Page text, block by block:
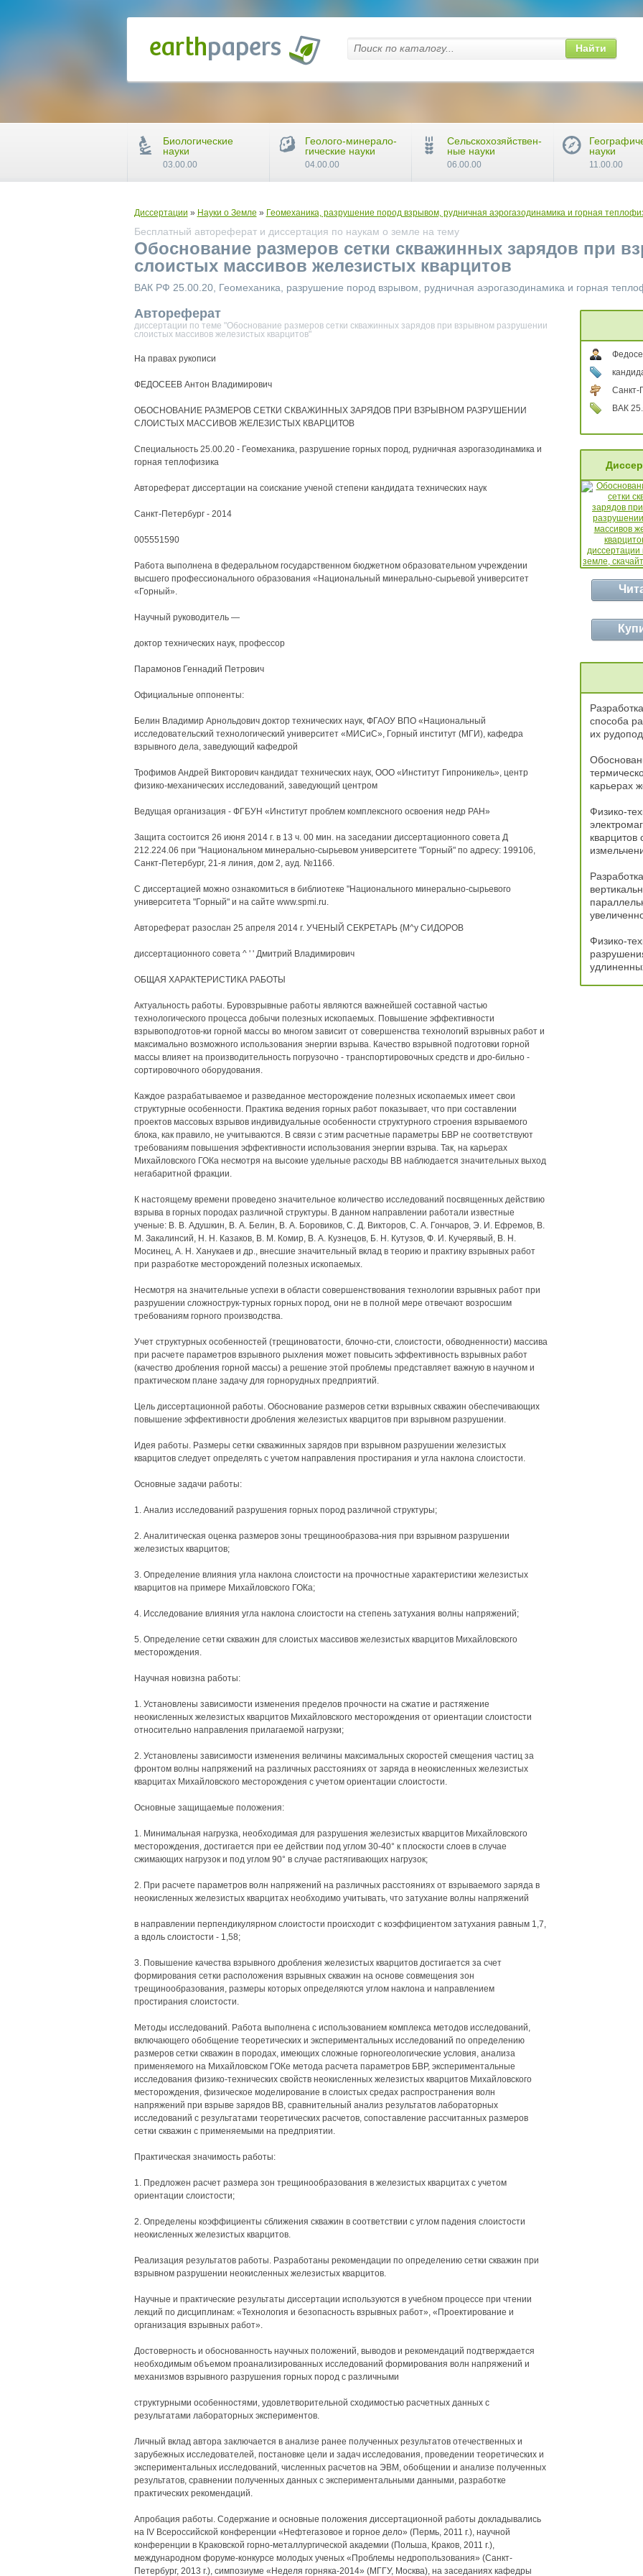
Диссертации » Науки о Земле » Геомеханика, разрушение пород взрывом, рудничная аэрогазодинамика и горная
Бесплатный автореферат и диссертация по наукам о земле на тему
Обоснование размеров сетки скважинных зарядов при
слоистых массивов железистых кварцитов
ВАК РФ 25.00.20, Геомеханика, разрушение пород взрывом, рудничная аэрогазодинамика и горная
Автореферат
диссертации по теме "Обоснование размеров сетки скважинных зарядов при взрывном разрушении
слоистых массивов железистых кварцитов"
На правах рукописи
ФЕДОСЕЕВ Антон Владимирович
ОБОСНОВАНИЕ РАЗМЕРОВ СЕТКИ СКВАЖИННЫХ ЗАРЯДОВ ПРИ ВЗРЫВНОМ РАЗРУШЕНИИ
СЛОИСТЫХ МАССИВОВ ЖЕЛЕЗИСТЫХ КВАРЦИТОВ
Специальность 25.00.20 - Геомеханика, разрушение горных пород, рудничная аэрогазодинамика и
горная теплофизика
Автореферат диссертации на соискание ученой степени кандидата технических наук
Санкт-Петербург - 2014
005551590
Работа выполнена в федеральном государственном бюджетном образовательном учреждении
высшего профессионального образования «Национальный минерально-сырьевой университет
«Горный».
Научный руководитель —
доктор технических наук, профессор
Парамонов Геннадий Петрович
Официальные оппоненты:
Белин Владимир Арнольдович доктор технических наук, ФГАОУ ВПО «Национальный
исследовательский технологический университет «МИСиС», Горный институт (МГИ), кафедра
взрывного дела, заведующий кафедрой
Трофимов Андрей Викторович кандидат технических наук, ООО «Институт Гипроникель», центр
физико-механических исследований, заведующий центром
Ведущая организация - ФГБУН «Институт проблем комплексного освоения недр РАН»
Защита состоится 26 июня 2014 г. в 13 ч. 00 мин. на заседании диссертационного совета Д
212.224.06 при "Национальном минерально-сырьевом университете "Горный" по адресу: 199106,
Санкт-Петербург, 21-я линия, дом 2, ауд. №1166.
С диссертацией можно ознакомиться в библиотеке "Национального минерально-сырьевого
университета "Горный" и на сайте www.spmi.ru.
Автореферат разослан 25 апреля 2014 г. УЧЕНЫЙ СЕКРЕТАРЬ {М^у СИДОРОВ
диссертационного совета ^ ' ' Дмитрий Владимирович
ОБЩАЯ ХАРАКТЕРИСТИКА РАБОТЫ
Актуальность работы. Буровзрывные работы являются важнейшей составной частью
технологического процесса добычи полезных ископаемых. Повышение эффективности
взрывоподготов-ки горной массы во многом зависит от совершенства технологий взрывных работ и
максимально возможного использования энергии взрыва. Качество взрывной подготовки горной
массы влияет на производительность погрузочно - транспортировочных средств и дро-бильно -
сортировочного оборудования.
Каждое разрабатываемое и разведанное месторождение полезных ископаемых имеет свои
структурные особенности. Практика ведения горных работ показывает, что при составлении
проектов массовых взрывов индивидуальные особенности структурного строения взрываемого
блока, как правило, не учитываются. В связи с этим расчетные параметры БВР не соответствуют
требованиям повышения эффективности использования энергии взрыва. Так, на карьерах
Михайловского ГОКа несмотря на высокие удельные расходы ВВ наблюдается значительных выход
негабаритной фракции.
К настоящему времени проведено значительное количество исследований посвященных действию
взрыва в горных породах различной структуры. В данном направлении работали известные
ученые: В. В. Адушкин, В. А. Белин, В. А. Боровиков, С. Д. Викторов, С. А. Гончаров, Э. И. Ефремов, В.
М. Закалинсий, Н. Н. Казаков, В. М. Комир, В. А. Кузнецов, Б. Н. Кутузов, Ф. И. Кучерявый, В. Н.
Мосинец, А. Н. Ханукаев и др., внесшие значительный вклад в теорию и практику взрывных работ
при разработке месторождений полезных ископаемых.
Несмотря на значительные успехи в области совершенствования технологии взрывных работ при
разрушении сложнострук-турных горных пород, они не в полной мере отвечают возросшим
требованиям горного производства.
Учет структурных особенностей (трещиноватости, блочно-сти, слоистости, обводненности) массива
при расчете параметров взрывного рыхления может повысить эффективность взрывных работ
(качество дробления горной массы) а решение этой проблемы представляет важную в научном и
практическом плане задачу для горнорудных предприятий.
Цель диссертационной работы. Обоснование размеров сетки взрывных скважин обеспечивающих
повышение эффективности дробления железистых кварцитов при взрывном разрушении.
Идея работы. Размеры сетки скважинных зарядов при взрывном разрушении железистых
кварцитов следует определять с учетом направления простирания и угла наклона слоистости.
Основные задачи работы:
1. Анализ исследований разрушения горных пород различной структуры;
2. Аналитическая оценка размеров зоны трещинообразова-ния при взрывном разрушении
железистых кварцитов;
3. Определение влияния угла наклона слоистости на прочностные характеристики железистых
кварцитов на примере Михайловского ГОКа;
4. Исследование влияния угла наклона слоистости на степень затухания волны напряжений;
5. Определение сетки скважин для слоистых массивов железистых кварцитов Михайловского
месторождения.
Научная новизна работы:
1. Установлены зависимости изменения пределов прочности на сжатие и растяжение
неокисленных железистых кварцитов Михайловского месторождения от ориентации слоистости
относительно направления прилагаемой нагрузки;
2. Установлены зависимости изменения величины максимальных скоростей смещения частиц за
фронтом волны напряжений на различных расстояниях от заряда в неокисленных железистых
кварцитах Михайловского месторождения с учетом ориентации слоистости.
Основные защищаемые положения:
1. Минимальная нагрузка, необходимая для разрушения железистых кварцитов Михайловского
месторождения, достигается при ее действии под углом 30-40° к плоскости слоев в случае
сжимающих нагрузок и под углом 90° в случае растягивающих нагрузок;
2. При расчете параметров волн напряжений на различных расстояниях от взрываемого заряда в
неокисленных железистых кварцитах необходимо учитывать, что затухание волны напряжений
в направлении перпендикулярном слоистости происходит с коэффициентом затухания равным 1,7,
а вдоль слоистости - 1,58;
3. Повышение качества взрывного дробления железистых кварцитов достигается за счет
формирования сетки расположения взрывных скважин на основе совмещения зон
трещинообразования, размеры которых определяются углом наклона и направлением
простирания слоистости.
Методы исследований. Работа выполнена с использованием комплекса методов исследований,
включающего обобщение теоретических и экспериментальных исследований по определению
размеров сетки скважин в породах, имеющих сложные горногеологические условия, анализа
применяемого на Михайловском ГОКе метода расчета параметров БВР, экспериментальные
исследования физико-технических свойств неокисленных железистых кварцитов Михайловского
месторождения, физическое моделирование в слоистых средах распространения волн
напряжений при взрыве зарядов ВВ, сравнительный анализ результатов лабораторных
исследований с результатами теоретических расчетов, сопоставление рассчитанных размеров
сетки скважин с применяемыми на предприятии.
Практическая значимость работы:
1. Предложен расчет размера зон трещинообразования в железистых кварцитах с учетом
ориентации слоистости;
2. Определены коэффициенты сближения скважин в соответствии с углом падения слоистости
неокисленных железистых кварцитов.
Реализация результатов работы. Разработаны рекомендации по определению сетки скважин при
взрывном разрушении неокисленных железистых кварцитов.
Научные и практические результаты диссертации используются в учебном процессе при чтении
лекций по дисциплинам: «Технология и безопасность взрывных работ», «Проектирование и
организация взрывных работ».
Достоверность и обоснованность научных положений, выводов и рекомендаций подтверждается
необходимым объемом проанализированных исследований формирования волн напряжений и
механизмов взрывного разрушения горных пород с различными
структурными особенностями, удовлетворительной сходимостью расчетных данных с
результатами лабораторных экспериментов.
Личный вклад автора заключается в анализе ранее полученных результатов отечественных и
зарубежных исследователей, постановке цели и задач исследования, проведении теоретических и
экспериментальных исследований, численных расчетов на ЭВМ, обобщении и анализе полученных
результатов, сравнении полученных данных с экспериментальными данными, разработке
практических рекомендаций.
Апробация работы. Содержание и основные положения диссертационной работы докладывались
на IV Всероссийской конференции «Нефтегазовое и горное дело» (Пермь, 2011 г.), научной
конференции в Краковской горно-металлургической академии (Польша, Краков, 2011 г.),
международном форуме-конкурсе молодых ученых «Проблемы недропользования» (Санкт-
Петербург, 2013 г.), симпозиуме «Неделя горняка-2014» (МГГУ, Москва), на заседаниях кафедры
Санкт-
ВАК
способа
их
карьерах
Физико-
Физико-
Найти
Биологические
науки
03.00.00
Геолого-минерало-
гические науки
04.00.00
Сельскохозяйствен-
ные науки
06.00.00
науки
11.00.00